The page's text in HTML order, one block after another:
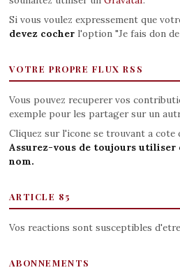
Si vous voulez expressement que
devez cocherl'option "Je fais don
VOTRE PROPRE FLUX RSS
Vous pouvez recuperer vos
exemple pour les partager sur un
Cliquez sur l'icone se trouvant a cote
Assurez-vous de toujours utiliser
nom.
ARTICLE 85
Vos reactions sont susceptibles
ABONNEMENTS